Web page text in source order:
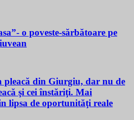
o poveste-sărbătoare pe
din Giurgiu, dar nu de
şi cei înstăriţi. Mai
lipsa de oportunităţi reale